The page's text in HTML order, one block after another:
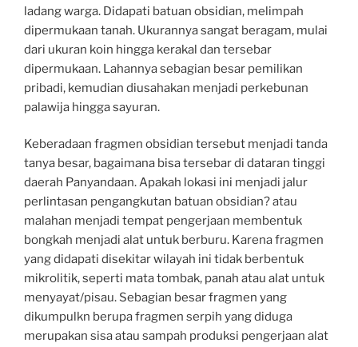
ladang warga. Didapati batuan obsidian, melimpah
dipermukaan tanah. Ukurannya sangat beragam, mulai
dari ukuran koin hingga kerakal dan tersebar
dipermukaan. Lahannya sebagian besar pemilikan
pribadi, kemudian diusahakan menjadi perkebunan
palawija hingga sayuran.
Keberadaan fragmen obsidian tersebut menjadi tanda
tanya besar, bagaimana bisa tersebar di dataran tinggi
daerah Panyandaan. Apakah lokasi ini menjadi jalur
perlintasan pengangkutan batuan obsidian? atau
malahan menjadi tempat pengerjaan membentuk
bongkah menjadi alat untuk berburu. Karena fragmen
yang didapati disekitar wilayah ini tidak berbentuk
mikrolitik, seperti mata tombak, panah atau alat untuk
menyayat/pisau. Sebagian besar fragmen yang
dikumpulkn berupa fragmen serpih yang diduga
merupakan sisa atau sampah produksi pengerjaan alat